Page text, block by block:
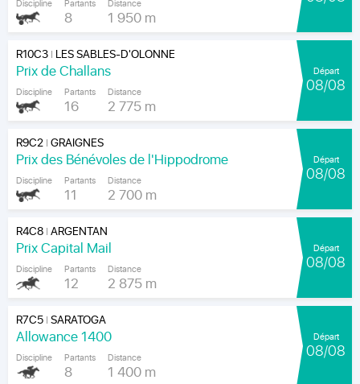
Discipline Partants
8
Distance
1 950 m
R10C3| LES SABLES-D'OLONNE
Prix de Challans
Discipline Partants
16
Distance
2 775 m
Départ
08/08
R9C2|GRAIGNES
Prix des Bénévoles de l'Hippodrome
Discipline Partants
11
Distance
2 700 m
Départ
08/08
R4C8|ARGENTAN
Prix Capital Mail
Discipline Partants
12
Distance
2 875 m
Départ
08/08
R7C5|SARATOGA
Allowance 1400
Discipline Partants
8
Distance
1 400 m
Départ
08/08